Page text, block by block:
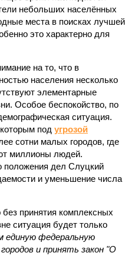
небольших населённых
места в поисках лучшей
это характерно для
на то, что в
населения несколько
элементарные
Особое беспокойство, по
ситуация.
под угрозой
сотни малых городов, где
миллионы людей.
положения дел Слуцкий
и уменьшение числа
принятия комплексных
ситуация будет только
единую федеральную
и принять закон "О